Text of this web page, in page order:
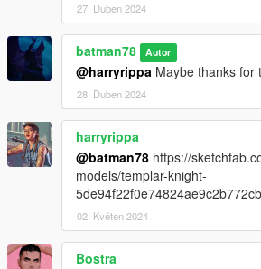
27. Duben 2024
batman78 Autor
@harryrippa Maybe thanks for
28. Duben 2024
harryrippa
@batman78 https://
models/templar-knight-
02. Květen 2024
Bostra